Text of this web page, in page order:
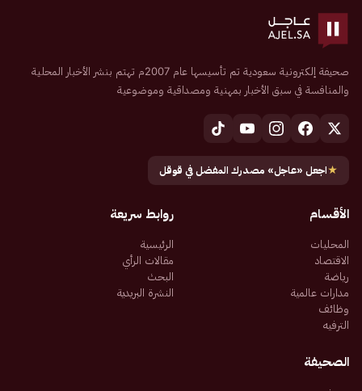
صحيفة إلكترونية سعودية تم تأسيسها عام 2007م تهتم بنشر الأخبار المحلية
والمنافسة في سبق الأخبار بمهنية ومصداقية وموضوعية
★اجعل «عاجل» مصدرك المفضل في قوقل
الأقسام
المحليات
الاقتصاد
رياضة
مدارات عالمية
وظائف
الترفيه
روابط سريعة
الرئيسية
مقالات الرأي
البحث
النشرة البريدية
الصحيفة